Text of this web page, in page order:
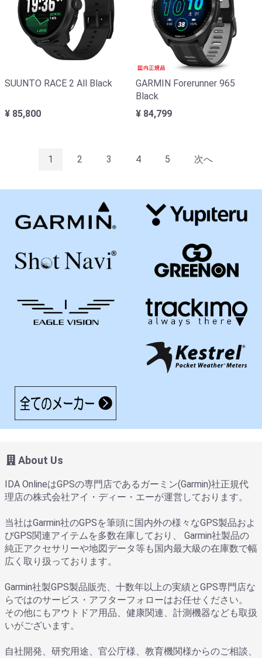
SUUNTO RACE 2 All Black
¥ 85,800
GARMIN Forerunner 965
Black
¥ 84,799
1 2 3 4 5 次へ
About Us
IDA OnlineはGPSの専門店であるガーミン(Garmin)社正規代
理店の株式会社アイ・ディー・エーが運営しております。
当社はGarmin社のGPSを筆頭に国内外の様々なGPS製品およ
びGPS関連アイテムを多数在庫しており、 Garmin社製品の
純正アクセサリーや地図データ等も国内最大級の在庫数で幅
広く取り扱っております。
Garmin社製GPS製品販売、十数年以上の実績とGPS専門店な
らではのサービス・アフターフォローはお任せください。
その他にもアウトドア用品、健康関連、計測機器なども取扱
いがございます。
自社開発、研究用途、官公庁様、教育機関様からのご相談、